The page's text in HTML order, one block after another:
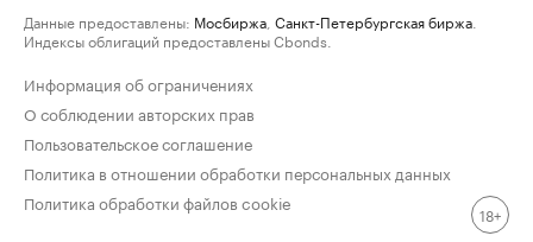
Данные предоставлены: Мосбиржа Санкт-Петербургская биржа
Индексы облигаций предоставлены Cbonds.
Информация об ограничениях
О соблюдении авторских прав
Пользовательское соглашение
Политика в отношении обработки персональных данных
Политика обработки файлов cookie
18+